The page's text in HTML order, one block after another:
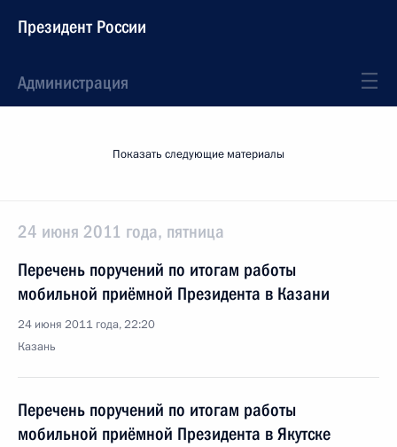
Президент России
Администрация
Показать следующие материалы
24 июня 2011 года, пятница
Перечень поручений по итогам работы
мобильной приёмной Президента в Казани
24 июня 2011 года, 22:20
Казань
Перечень поручений по итогам работы
мобильной приёмной Президента в Якутске